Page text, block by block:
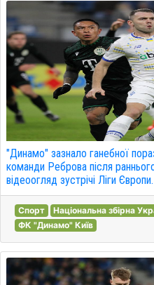
"Динамо" зазнало ганебної
команди Реброва після
відеоогляд зустрічі Ліги Європи.
Спорт
Національна збірна
ФК "Динамо" Київ